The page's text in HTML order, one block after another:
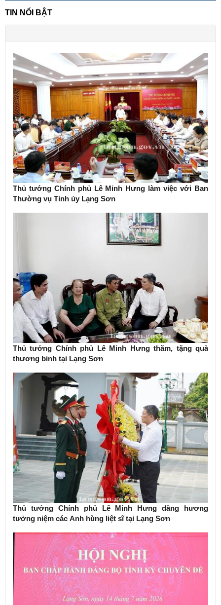
TIN NỔI BẬT
Thủ tướng Chính phủ Lê Minh Hưng làm việc với Ban
Thường vụ Tỉnh ủy Lạng Sơn
Thủ tướng Chính phủ Lê Minh Hưng thăm, tặng quà
thương binh tại Lạng Sơn
Thủ tướng Chính phủ Lê Minh Hưng dâng hương
tưởng niệm các Anh hùng liệt sĩ tại Lạng Sơn